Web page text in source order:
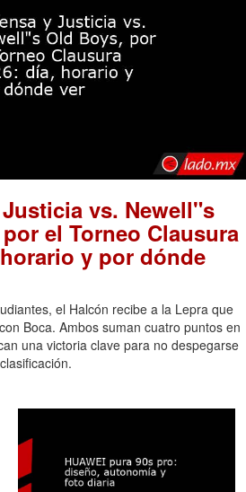
vs. Newell"s
el Torneo Clausura
y por dónde
el Halcón recibe a la Lepra que
Boca. Ambos suman cuatro puntos en
una victoria clave para no despegarse